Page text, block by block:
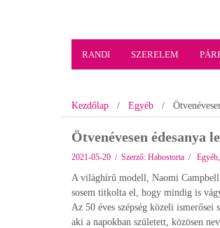
RANDI SZERELEM
Kezdőlap / Egyéb /
Ötvenévesen édesanya
2021-05-20 / Szerző: Habostorta / Egyéb,
A világhírű modell, Naomi
sosem titkolta el, hogy mindig is
Az 50 éves szépség közeli
aki a napokban született, közösen